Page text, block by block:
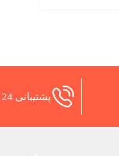
پشتیبانی 24 ساعته